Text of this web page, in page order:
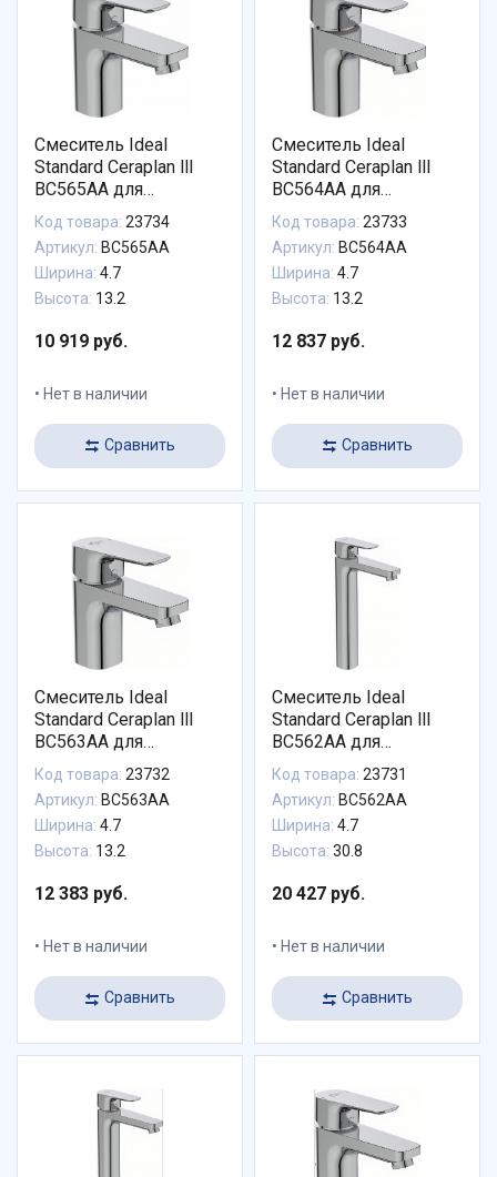
Смеситель Ideal
Standard Ceraplan lll
BC565AA для
раковины
Код товара: 23734
Артикул: BC565AA
Ширина: 4.7
Высота: 13.2
10 919 руб.
Нет в наличии
Сравнить
Смеситель Ideal
Standard Ceraplan lll
BC564AA для
раковины
Код товара: 23733
Артикул: BC564AA
Ширина: 4.7
Высота: 13.2
12 837 руб.
Нет в наличии
Сравнить
Смеситель Ideal
Standard Ceraplan lll
BC563AA для
раковины
Код товара: 23732
Артикул: BC563AA
Ширина: 4.7
Высота: 13.2
12 383 руб.
Нет в наличии
Сравнить
Смеситель Ideal
Standard Ceraplan lll
BC562AA для
раковины-чаши
Код товара: 23731
Артикул: BC562AA
Ширина: 4.7
Высота: 30.8
20 427 руб.
Нет в наличии
Сравнить